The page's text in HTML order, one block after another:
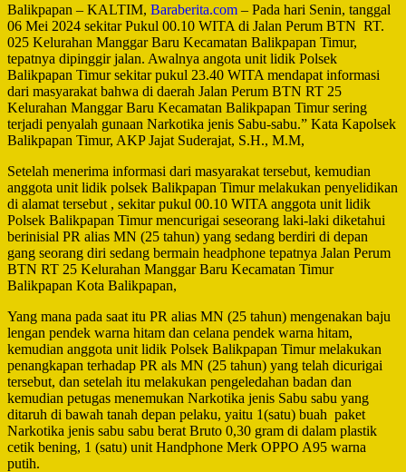
Balikpapan – KALTIM, Baraberita.com – Pada hari Senin, tanggal
06 Mei 2024 sekitar Pukul 00.10 WITA di Jalan Perum BTN RT.
025 Kelurahan Manggar Baru Kecamatan Balikpapan Timur,
tepatnya dipinggir jalan. Awalnya angota unit lidik Polsek
Balikpapan Timur sekitar pukul 23.40 WITA mendapat informasi
dari masyarakat bahwa di daerah Jalan Perum BTN RT 25
Kelurahan Manggar Baru Kecamatan Balikpapan Timur sering
terjadi penyalah gunaan Narkotika jenis Sabu-sabu.” Kata Kapolsek
Balikpapan Timur, AKP Jajat Suderajat, S.H., M.M,
Setelah menerima informasi dari masyarakat tersebut, kemudian
anggota unit lidik polsek Balikpapan Timur melakukan penyelidikan
di alamat tersebut , sekitar pukul 00.10 WITA anggota unit lidik
Polsek Balikpapan Timur mencurigai seseorang laki-laki diketahui
berinisial PR alias MN (25 tahun) yang sedang berdiri di depan
gang seorang diri sedang bermain headphone tepatnya Jalan Perum
BTN RT 25 Kelurahan Manggar Baru Kecamatan Timur
Balikpapan Kota Balikpapan,
Yang mana pada saat itu PR alias MN (25 tahun) mengenakan baju
lengan pendek warna hitam dan celana pendek warna hitam,
kemudian anggota unit lidik Polsek Balikpapan Timur melakukan
penangkapan terhadap PR als MN (25 tahun) yang telah dicurigai
tersebut, dan setelah itu melakukan pengeledahan badan dan
kemudian petugas menemukan Narkotika jenis Sabu sabu yang
ditaruh di bawah tanah depan pelaku, yaitu 1(satu) buah paket
Narkotika jenis sabu sabu berat Bruto 0,30 gram di dalam plastik
cetik bening, 1 (satu) unit Handphone Merk OPPO A95 warna
putih.